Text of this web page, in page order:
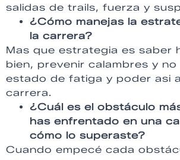
salidas de trails, fuerza y
¿Cómo manejas la
la carrera?
Mas que estrategia es saber
bien, prevenir calambres y no
estado de fatiga y poder asi
carrera.
¿Cuál es el obstáculo
has enfrentado en una
cómo lo superaste?
Cuando empecé cada